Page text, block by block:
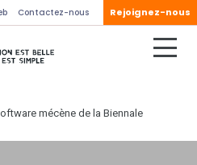
Contactez-nous Rejoignez-nous
mécène de la Biennale